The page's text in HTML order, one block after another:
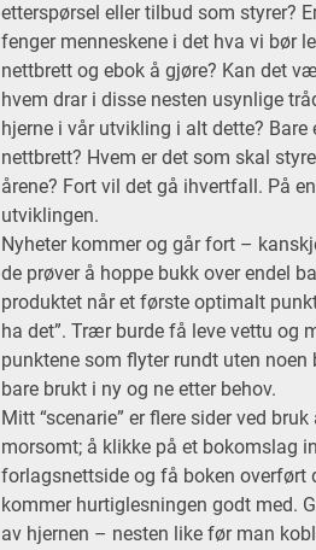
etterspørsel eller tilbud som styrer?
fenger menneskene i det hva vi bør
nettbrett og ebok å gjøre? Kan det
hvem drar i disse nesten usynlige
hjerne i vår utvikling i alt dette?
nettbrett? Hvem er det som skal
årene? Fort vil det gå ihvertfall. På
utviklingen.
Nyheter kommer og går fort –
de prøver å hoppe bukk over endel
produktet når et første optimalt
ha det”. Trær burde få leve vettu og
punktene som flyter rundt uten
bare brukt i ny og ne etter behov.
Mitt “scenarie” er flere sider ved
morsomt; å klikke på et bokomslag
forlagsnettside og få boken overført
kommer hurtiglesningen godt med.
av hjernen – nesten like før man